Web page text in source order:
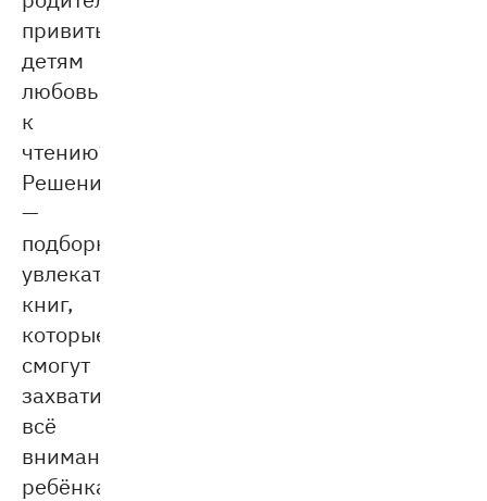
привить
детям
любовь
к
чтению?
Решение
—
подборка
увлекательных
книг,
которые
смогут
захватить
всё
внимание
ребёнка.